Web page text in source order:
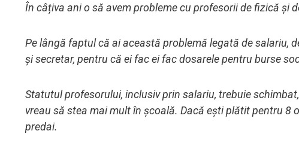
În câțiva ani o să avem probleme cu profesorii de fizică și
Pe lângă faptul că ai această problemă legată de salariu,
și secretar, pentru că ei fac ei fac dosarele pentru burse
Statutul profesorului, inclusiv prin salariu, trebuie
vreau să stea mai mult în școală. Dacă ești plătit pentru 8
predai.